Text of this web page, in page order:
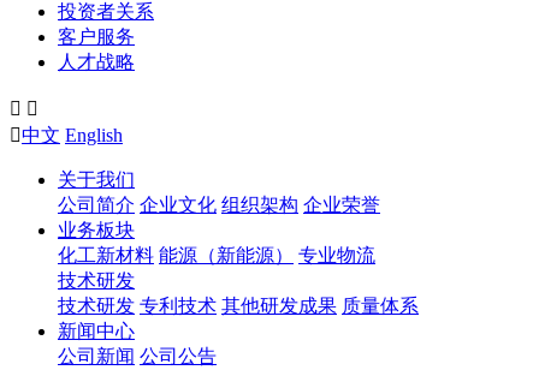
投资者关系
客户服务
人才战略
 
中文 English
关于我们
公司简介 企业文化 组织架构 企业荣誉
业务板块
化工新材料 能源（新能源）
专业物流
技术研发
技术研发 专利技术 其他研发成果 质量体系
新闻中心
公司新闻 公司公告